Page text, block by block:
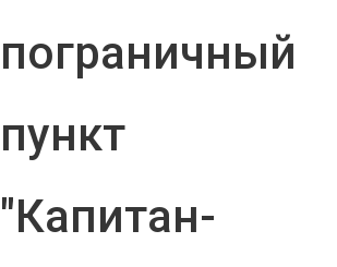
пограничный
пункт
"Капитан-